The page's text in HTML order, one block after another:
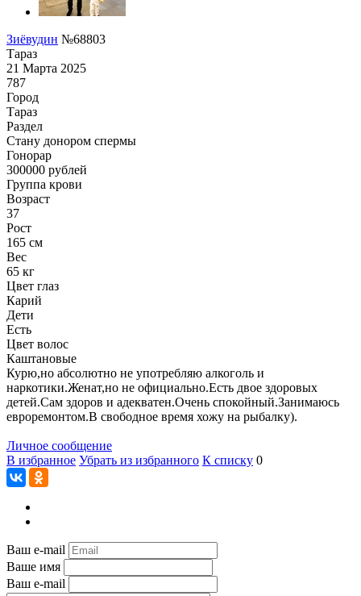
Зиёвудин №68803
Тараз
21 Марта 2025
787
Город
Тараз
Раздел
Стану донором спермы
Гонoрар
300000 рублей
Группа крови
Возраст
37
Рост
165 см
Вес
65 кг
Цвет глаз
Карий
Дети
Есть
Цвет волос
Каштановые
Курю,но абсолютно не употребляю алкоголь и
наркотики.Женат,но не официально.Есть двое здоровых
детей.Сам здоров и адекватен.Очень спокойный.Занимаюсь
евроремонтом.В свободное время хожу на рыбалку).
Личное сообщение
В избранное Убрать из избранного К списку 0
Ваш e-mail
Ваше имя
Ваш e-mail